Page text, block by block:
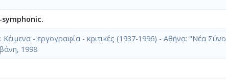
symphonic.
- εργογραφία - κριτικές (1937-1996) - Αθήνα: "Νέα
1998